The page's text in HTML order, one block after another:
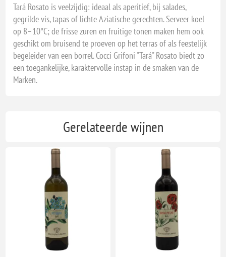
Tará Rosato is veelzijdig: ideaal als aperitief, bij salades,
gegrilde vis, tapas of lichte Aziatische gerechten. Serveer koel
op 8–10°C; de frisse zuren en fruitige tonen maken hem ook
geschikt om bruisend te proeven op het terras of als feestelijk
begeleider van een borrel. Cocci Grifoni "Tará" Rosato biedt zo
een toegankelijke, karaktervolle instap in de smaken van de
Marken.
Gerelateerde wijnen